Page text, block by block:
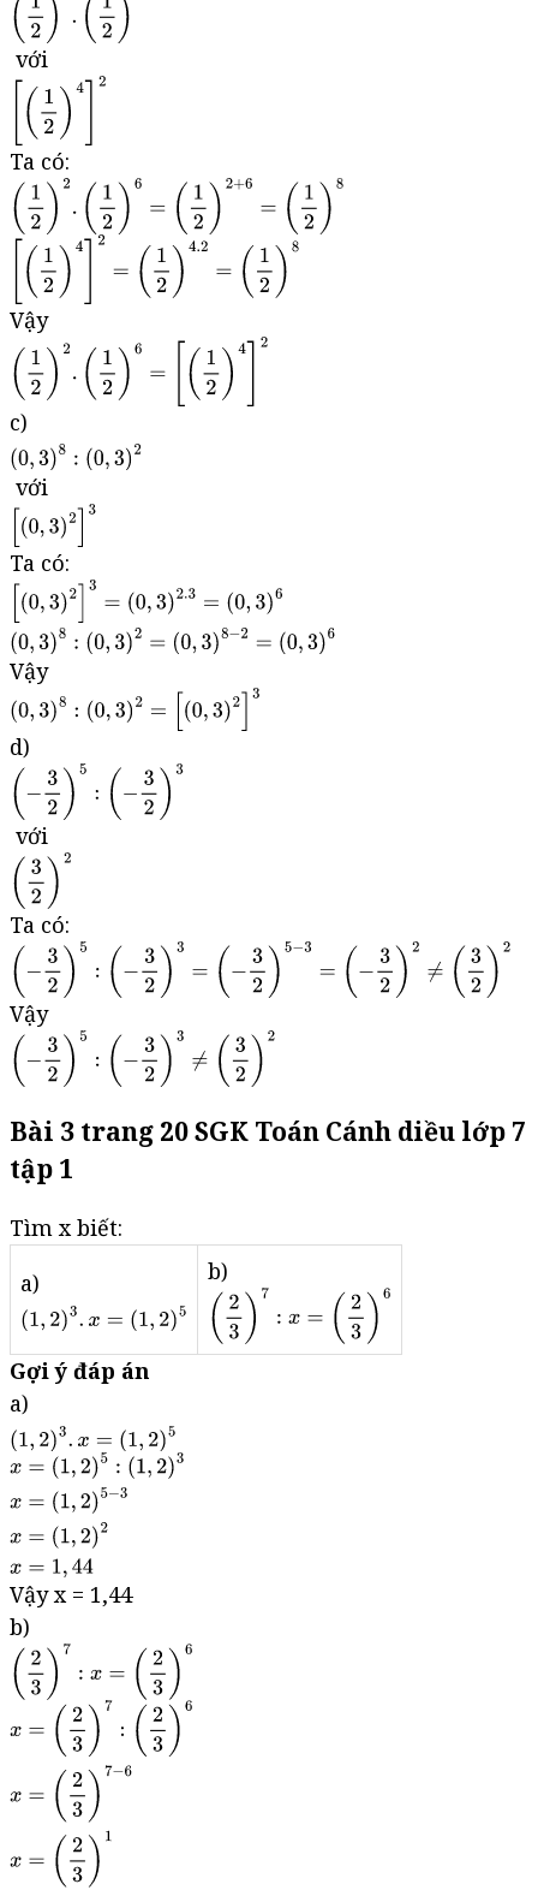
với
Ta có:
Vậy
c)
với
Ta có:
Vậy
d)
với
Ta có:
Vậy
Bài 3 trang 20 SGK Toán Cánh diều lớp 7
tập 1
Tìm x biết:
a)
b)
Gợi ý đáp án
a)
Vậy x = 1,44
b)